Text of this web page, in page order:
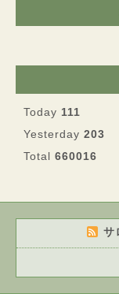
Today 111
Yesterday 203
Total 660016
サ